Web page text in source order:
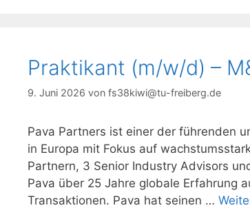
Praktikant (m/w/d) –
9. Juni 2026 von fs38kiwi@tu-freiberg.de
Pava Partners ist einer der führenden
in Europa mit Fokus auf
Partnern, 3 Senior Industry Advisors
Pava über 25 Jahre globale Erfahrung
Transaktionen. Pava hat seinen …